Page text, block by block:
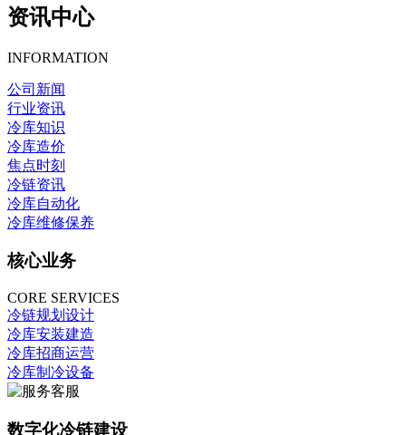
资讯中心
INFORMATION
公司新闻
行业资讯
冷库知识
冷库造价
焦点时刻
冷链资讯
冷库自动化
冷库维修保养
核心业务
CORE SERVICES
冷链规划设计
冷库安装建造
冷库招商运营
冷库制冷设备
数字化冷链建设